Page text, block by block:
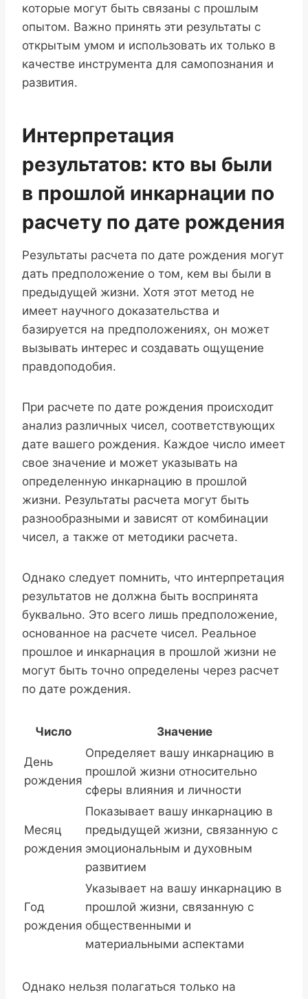
которые могут быть связаны с прошлым
опытом. Важно принять эти результаты с
открытым умом и использовать их только в
качестве инструмента для самопознания и
развития.
Интерпретация
результатов: кто вы были
в прошлой инкарнации по
расчету по дате рождения
Результаты расчета по дате рождения могут
дать предположение о том, кем вы были в
предыдущей жизни. Хотя этот метод не
имеет научного доказательства и
базируется на предположениях, он может
вызывать интерес и создавать ощущение
правдоподобия.
При расчете по дате рождения происходит
анализ различных чисел, соответствующих
дате вашего рождения. Каждое число имеет
свое значение и может указывать на
определенную инкарнацию в прошлой
жизни. Результаты расчета могут быть
разнообразными и зависят от комбинации
чисел, а также от методики расчета.
Однако следует помнить, что интерпретация
результатов не должна быть воспринята
буквально. Это всего лишь предположение,
основанное на расчете чисел. Реальное
прошлое и инкарнация в прошлой жизни не
могут быть точно определены через расчет
по дате рождения.
Число Значение
День
рождения
Определяет вашу инкарнацию в
прошлой жизни относительно
сферы влияния и личности
Месяц
рождения
Показывает вашу инкарнацию в
предыдущей жизни, связанную с
эмоциональным и духовным
развитием
Год
рождения
Указывает на вашу инкарнацию в
прошлой жизни, связанную с
общественными и
материальными аспектами
Однако нельзя полагаться только на